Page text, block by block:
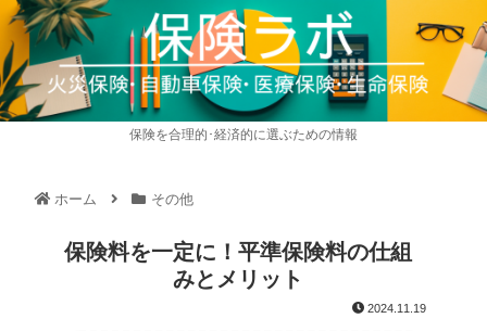
保険を合理的･経済的に選ぶための情報
ホーム その他
保険料を一定に！平準保険料の仕組
みとメリット
2024.11.19